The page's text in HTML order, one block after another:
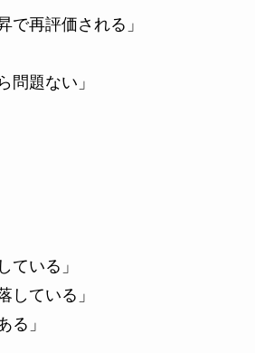
で再評価される」
問題ない」
ている」
している」
る」